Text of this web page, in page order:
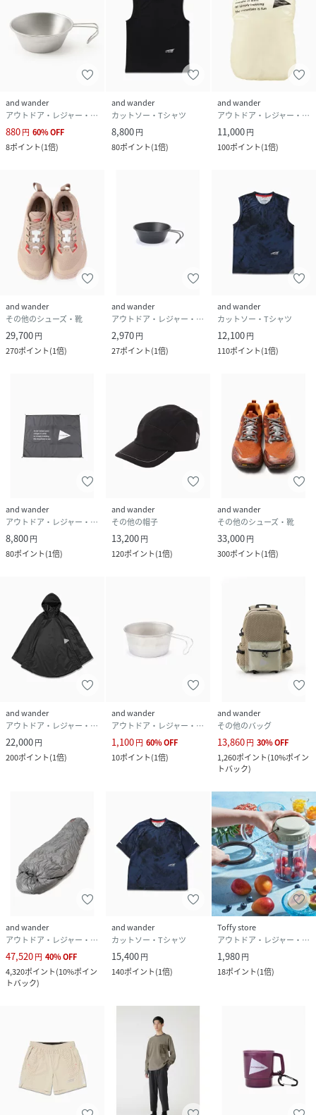
and wander
アウトドア・レジャー・キャンプ用品
880円 60%OFF
8ポイント(1倍)
and wander
カットソー・Tシャツ
8,800円
80ポイント(1倍)
and wander
アウトドア・レジャー・キャンプ用品
11,000円
100ポイント(1倍)
and wander
その他のシューズ・靴
29,700円
270ポイント(1倍)
and wander
アウトドア・レジャー・キャンプ用品
2,970円
27ポイント(1倍)
and wander
カットソー・Tシャツ
12,100円
110ポイント(1倍)
and wander
アウトドア・レジャー・キャンプ用品
8,800円
80ポイント(1倍)
and wander
その他の帽子
13,200円
120ポイント(1倍)
and wander
その他のシューズ・靴
33,000円
300ポイント(1倍)
and wander
アウトドア・レジャー・キャンプ用品
22,000円
200ポイント(1倍)
and wander
アウトドア・レジャー・キャンプ用品
1,100円 60%OFF
10ポイント(1倍)
and wander
その他のバッグ
13,860円 30%OFF
1,260ポイント(10%ポイン
トバック)
and wander
アウトドア・レジャー・キャンプ用品
47,520円 40%OFF
4,320ポイント(10%ポイン
トバック)
and wander
カットソー・Tシャツ
15,400円
140ポイント(1倍)
Toffy store
アウトドア・レジャー・キャンプ用品
1,980円
18ポイント(1倍)